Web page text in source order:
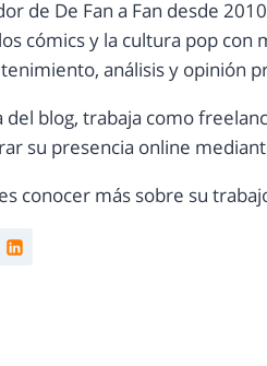
de De Fan a Fan desde
cómics y la cultura pop con
análisis y opinión
del blog, trabaja como
su presencia online
conocer más sobre su